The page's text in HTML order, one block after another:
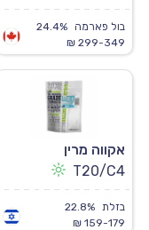
בול פארמה
24.4%
299-349 ₪
אקווה מרין
T20/C4
בזלת 22.8%
159-179 ₪